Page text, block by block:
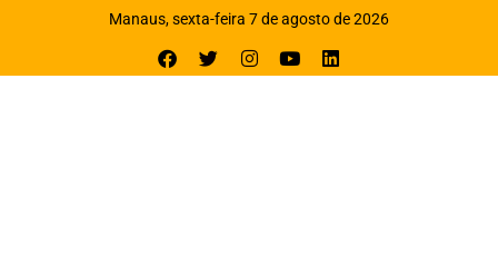
Manaus, sexta-feira 7 de agosto de 2026